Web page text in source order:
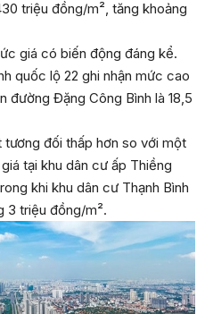
triệu đồng/m², tăng khoảng
giá có biến động đáng kể.
quốc lộ 22 ghi nhận mức cao
đường Đặng Công Bình là 18,5
tương đối thấp hơn so với một
tại khu dân cư ấp Thiềng
khi khu dân cư Thạnh Bình
3 triệu đồng/m².